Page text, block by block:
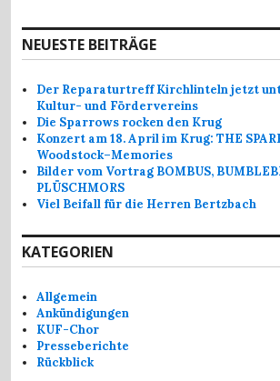
NEUESTE BEITRÄGE
Der Reparaturtreff Kirchlinteln jetzt
Kultur- und Fördervereins
Die Sparrows rocken den Krug
Konzert am 18. April im Krug: THE
Woodstock–Memories
Bilder vom Vortrag BOMBUS,
PLÜSCHMORS
Viel Beifall für die Herren Bertzbach
KATEGORIEN
Allgemein
Ankündigungen
KUF-Chor
Presseberichte
Rückblick